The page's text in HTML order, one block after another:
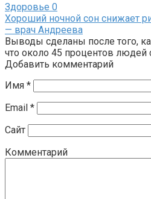
Здоровье 0
Хороший ночной сон снижает
— врач Андреева
Выводы сделаны после того,
что около 45 процентов людей
Добавить комментарий
Имя *
Email *
Сайт
Комментарий